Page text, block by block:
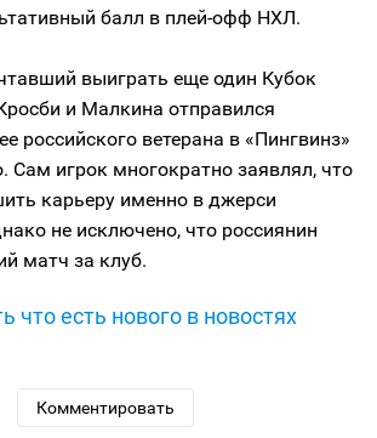
балл в плей-офф НХЛ.
выиграть еще один Кубок
и Малкина отправился
российского ветерана в «Пингвинз»
Сам игрок многократно заявлял, что
карьеру именно в джерси
не исключено, что россиянин
матч за клуб.
что есть нового в новостях
Комментировать